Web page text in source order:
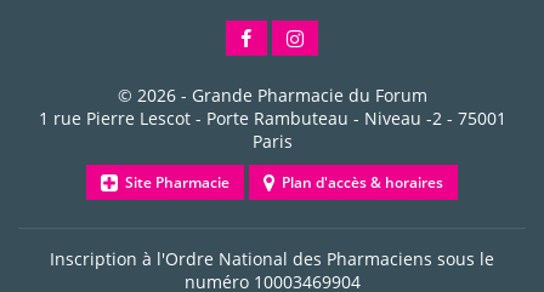
© 2026 - Grande Pharmacie du Forum
1 rue Pierre Lescot - Porte Rambuteau - Niveau -2- 75001
Paris
Site Pharmacie Plan d'accès & horaires
Inscription à l'Ordre National des Pharmaciens sous le
numéro 10003469904